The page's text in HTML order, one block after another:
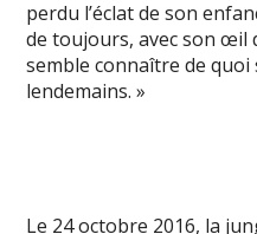
perdu l’éclat de son
de toujours, avec son œil
semble connaître de
lendemains. »
Le 24 octobre 2016, la